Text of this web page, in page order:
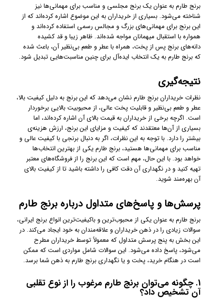
برنج طارم به عنوان یک برنج مجلسی و مناسب برای مهمانی‌ها نیز
شناخته می‌شود. بسیاری از خریداران به این موضوع اشاره کرده‌اند که از
این برنج برای مهمانی‌های بزرگ و مجالس رسمی استفاده کرده‌اند و
همواره با استقبال میهمانان مواجه شده‌اند. ظاهر زیبا و قد کشیده
دانه‌های برنج پس از پخت، همراه با عطر و طعم بی‌نظیر آن، باعث شده
که برنج طارم به یک انتخاب ایده‌آل برای چنین مناسبت‌هایی تبدیل شود.
نتیجه‌گیری
نظرات خریداران برنج طارم نشان می‌دهد که این برنج به دلیل کیفیت بالا،
عطر و طعم بی‌نظیر و قابلیت پخت عالی، از محبوبیت بالایی برخوردار
است. اگرچه برخی از خریداران به قیمت بالای آن اشاره کرده‌اند، اما
بسیاری از آن‌ها معتقدند که کیفیت و مزایای این برنج، ارزش هزینه‌ی
بیشتر را دارد. با توجه به این نظرات، اگر به دنبال برنجی با کیفیت عالی و
مناسب برای مهمانی‌ها هستید، برنج طارم یکی از بهترین انتخاب‌ها
خواهد بود. با این حال، مهم است که این برنج را از فروشگاه‌های معتبر
تهیه کنید و در نگهداری آن دقت کافی را داشته باشید تا از کیفیت بالای
آن بهره‌مند شوید.
پرسش‌ها و پاسخ‌های متداول درباره برنج طارم
برنج طارم به عنوان یکی از محبوب‌ترین و باکیفیت‌ترین انواع برنج ایرانی،
سوالات زیادی را در ذهن خریداران و علاقه‌مندان به خود ایجاد می‌کند. در
این بخش به پنج پرسش متداول که معمولاً توسط خریداران مطرح
می‌شود، پاسخ داده می‌شود. این سوالات شامل مواردی است که ممکن
است در هنگام خرید، پخت و یا نگهداری برنج طارم به ذهن شما برسد.
1. چگونه می‌توان برنج طارم مرغوب را از نوع تقلبی
آن تشخیص داد؟